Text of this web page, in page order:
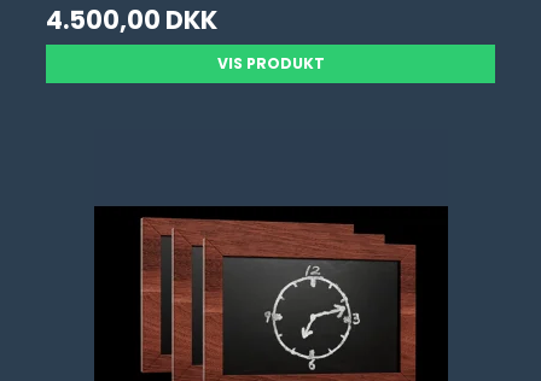
4.500,00 DKK
VIS PRODUKT